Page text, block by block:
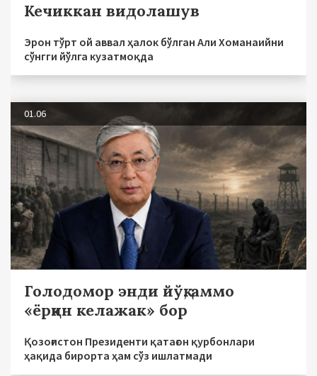
Кечиккан видолашув
Эрон тўрт ой аввал ҳалок бўлган Али Хоманаийни
сўнгги йўлга кузатмоқда
01.06
Голодомор энди йўқ, аммо
«ёрқин келажак» бор
Қозоғистон Президенти қатағон қурбонлари
ҳақида бирорта ҳам сўз ишлатмади